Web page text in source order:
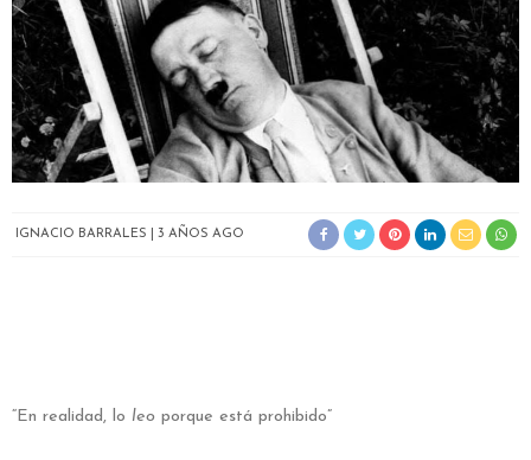
IGNACIO BARRALES 3 AÑOS AGO
“En realidad, lo leo porque está prohibido”